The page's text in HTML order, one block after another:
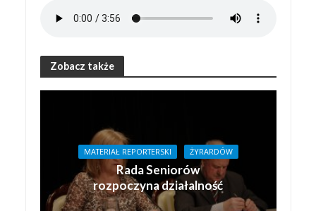
Zobacz także
MATERIAŁ REPORTERSKI ŻYRARDÓW
Rada Seniorów
rozpoczyna działalność